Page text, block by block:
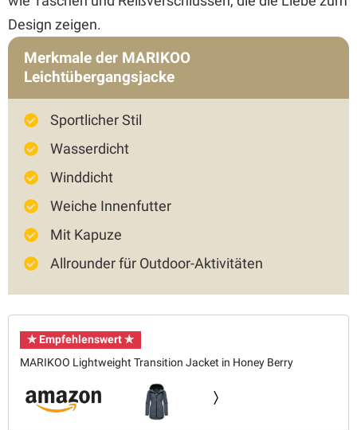
Design zeigen.
Merkmale der MARIKOO
Leichtübergangsjacke
Sportlicher Stil
Wasserdicht
Winddicht
Weiche Innenfutter
Mit Kapuze
Allrounder für Outdoor-Aktivitäten
✯ Empfehlenswert ✯
MARIKOO Lightweight Transition Jacket in Honey Berry